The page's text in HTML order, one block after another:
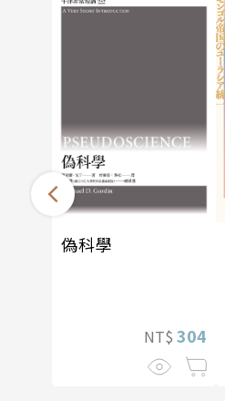
偽科學
NT$ 304